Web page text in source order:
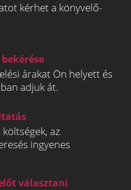
kérhet a könyvelő-
árakat Ön helyett és
adjuk át.
az
ingyenes
választani